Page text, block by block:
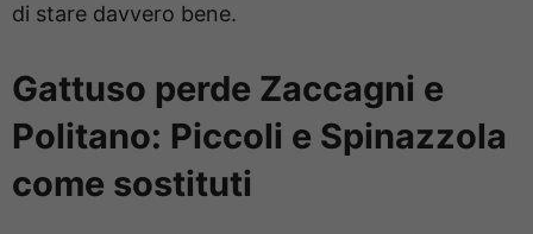
di stare davvero bene.
Gattuso perde Zaccagni e
Politano: Piccoli e Spinazzola
come sostituti